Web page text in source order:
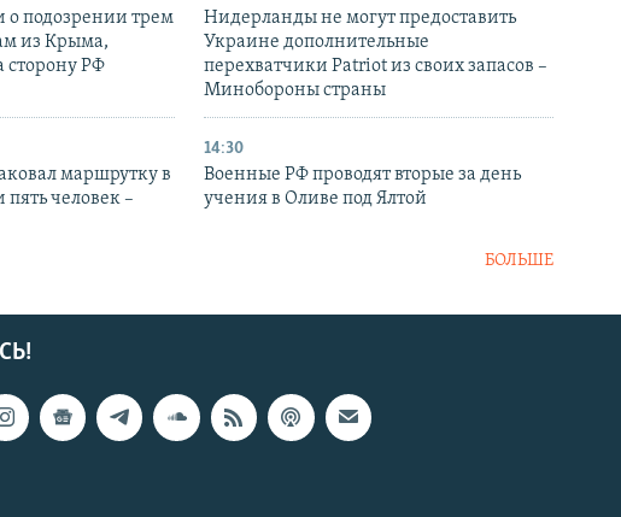
о подозрении трем
из Крыма,
сторону РФ
Нидерланды не могут предоставить
Украине дополнительные
перехватчики Patriot из своих запасов –
Минобороны страны
маршрутку в
человек –
14:30
Военные РФ проводят вторые за день
учения в Оливе под Ялтой
БОЛЬШЕ